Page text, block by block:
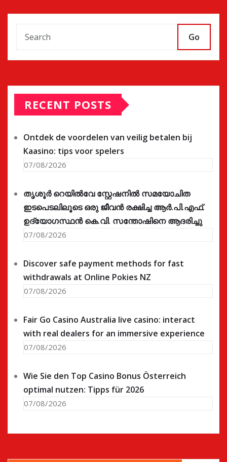
Go
RECENT POSTS
Ontdek de voordelen van veilig betalen bij
Kaasino: tips voor spelers
07/08/2026
തൃശൂർ റെയിൽവേ സ്റ്റേഷനിൽ സമയോചിത
ഇടപെടലിലൂടെ ഒരു ജീവൻ രക്ഷിച്ച ആർ.പി.എഫ്.
ഉദ്യോഗസ്ഥൻ കെ.വി. സന്തോഷിനെ ആദരിച്ചു
07/08/2026
Discover safe payment methods for fast
withdrawals at Online Pokies NZ
07/08/2026
Fair Go Casino Australia live casino: interact
with real dealers for an immersive experience
07/08/2026
Wie Sie den Top Casino Bonus Österreich
optimal nutzen: Tipps für 2026
07/08/2026